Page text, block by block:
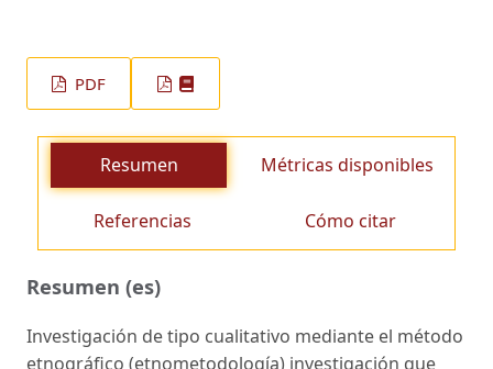
PDF
Resumen Métricas disponibles
Referencias Cómo citar
Resumen (es)
Investigación de tipo cualitativo mediante el método
etnográfico (etnometodología) investigación que